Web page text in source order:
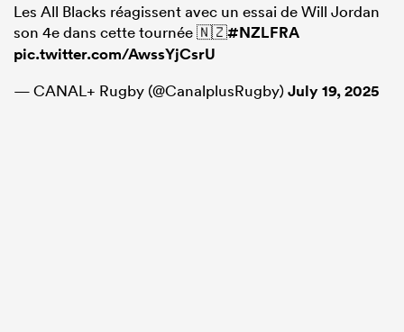
Les All Blacks réagissent avec un essai de Will Jordan
son 4e dans cette tournée 🇳🇿#NZLFRA
pic.twitter.com/AwssYjCsrU
— CANAL+ Rugby (@CanalplusRugby)July 19, 2025